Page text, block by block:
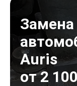
Auris
от 2